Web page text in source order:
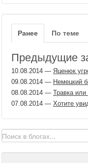
Ранее По теме
Предыдущие
10.08.2014 — Яценюк
09.08.2014 — Немецкий
08.08.2014 — Травка или
07.08.2014 — Хотите